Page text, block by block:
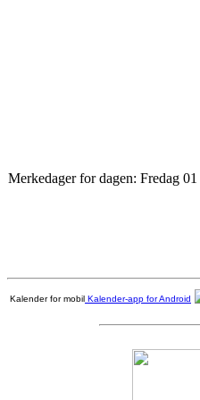
Merkedager for dagen: Fredag 01
Kalender for mobil Kalender-app for Android